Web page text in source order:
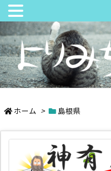
日々の中でちょっとよりみち
ホーム > 島根県